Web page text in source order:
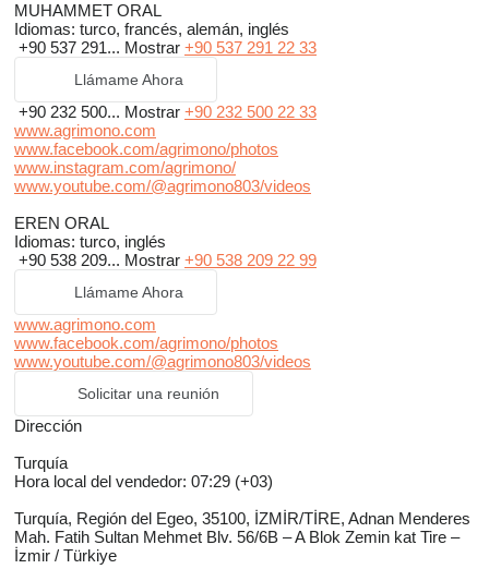
MUHAMMET ORAL
Idiomas: turco, francés, alemán, inglés
+90 537 291... Mostrar +90 537 291 22 33
Llámame Ahora
+90 232 500... Mostrar +90 232 500 22 33
www.agrimono.com
www.facebook.com/agrimono/photos
www.instagram.com/agrimono/
www.youtube.com/@agrimono803/videos
EREN ORAL
Idiomas: turco, inglés
+90 538 209... Mostrar +90 538 209 22 99
Llámame Ahora
www.agrimono.com
www.facebook.com/agrimono/photos
www.youtube.com/@agrimono803/videos
Solicitar una reunión
Dirección
Turquía
Hora local del vendedor: 07:29 (+03)
Turquía, Región del Egeo, 35100, İZMİR/TİRE, Adnan Menderes
Mah. Fatih Sultan Mehmet Blv. 56/6B – A Blok Zemin kat Tire –
İzmir / Türkiye